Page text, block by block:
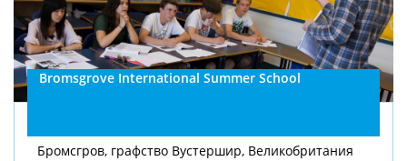
Bromsgrove International Summer School
Бромсгров, графство Вустершир, Великобритания